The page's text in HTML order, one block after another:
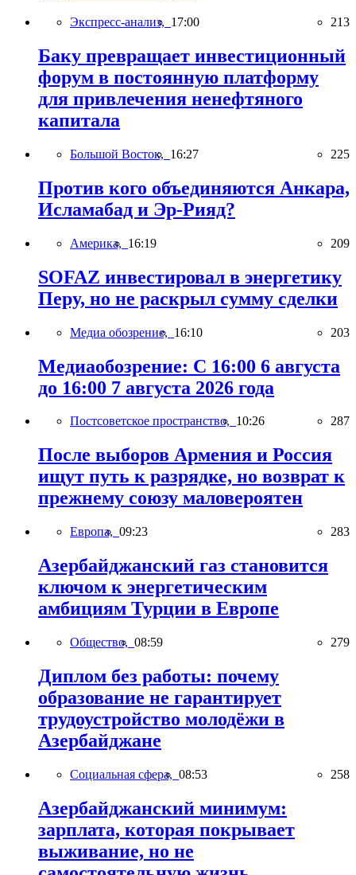
Экспресс-анализ, 17:00 213
Баку превращает инвестиционный
форум в постоянную платформу
для привлечения ненефтяного
капитала
Большой Восток, 16:27 225
Против кого объединяются Анкара,
Исламабад и Эр-Рияд?
Америка, 16:19 209
SOFAZ инвестировал в энергетику
Перу, но не раскрыл сумму сделки
Медиа обозрение, 16:10 203
Медиаобозрение: С 16:00 6 августа
до 16:00 7 августа 2026 года
Постсоветское пространство, 10:26 287
После выборов Армения и Россия
ищут путь к разрядке, но возврат к
прежнему союзу маловероятен
Европа, 09:23 283
Азербайджанский газ становится
ключом к энергетическим
амбициям Турции в Европе
Общество, 08:59 279
Диплом без работы: почему
образование не гарантирует
трудоустройство молодёжи в
Азербайджане
Социальная сфера, 08:53 258
Азербайджанский минимум:
зарплата, которая покрывает
выживание, но не